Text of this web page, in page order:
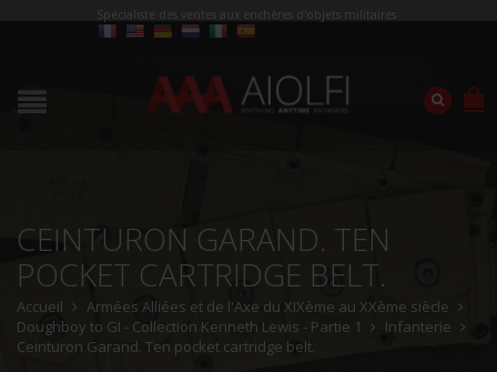
Spécialiste des ventes aux enchères d'objets militaires
CEINTURON GARAND. TEN
POCKET CARTRIDGE BELT.
Accueil
Armées Alliées et de l'Axe du XIXème au XXème siècle
Doughboy to GI - Collection Kenneth Lewis - Partie 1
Infanterie
Ceinturon Garand. Ten pocket cartridge belt.